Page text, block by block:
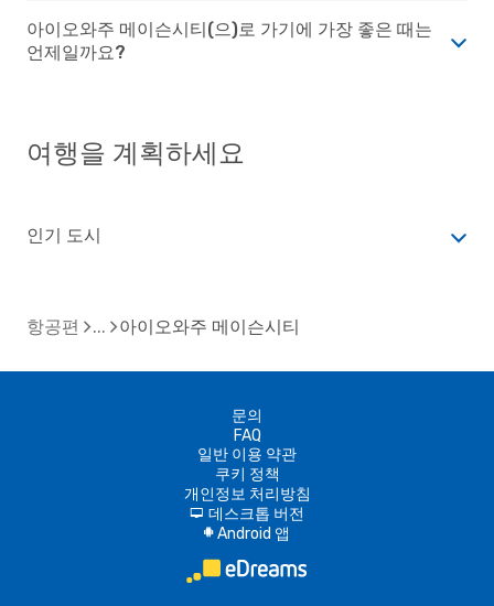
아이오와주 메이슨시티(으)로 가기에 가장 좋은 때는
언제일까요?
여행을 계획하세요
인기 도시
항공편 아이오와주 메이슨시티
문의
FAQ
일반 이용 약관
쿠키 정책
개인정보 처리방침
d 데스크톱 버전
A Android 앱